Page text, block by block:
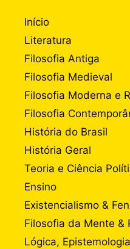
Início
Literatura
Filosofia Antiga
Filosofia Medieval
Filosofia Moderna e
Filosofia
História do Brasil
História Geral
Teoria e Ciência
Ensino
Existencialismo &
Filosofia da Mente &
Lógica,